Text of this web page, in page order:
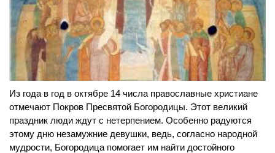
Из года в год в октябре 14 числа православные христиане
отмечают Покров Пресвятой Богородицы. Этот великий
праздник люди ждут с нетерпением. Особенно радуются
этому дню незамужние девушки, ведь, согласно народной
мудрости, Богородица помогает им найти достойного